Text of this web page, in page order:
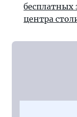
бесплатных
центра